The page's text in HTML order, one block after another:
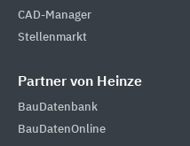
CAD-Manager
Stellenmarkt
Partner von Heinze
BauDatenbank
BauDatenOnline